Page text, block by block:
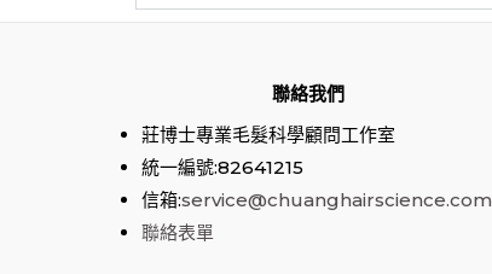
聯絡我們
莊博士專業毛髮科學顧問工作室
統一編號:82641215
信箱:service@chuanghairscience.com
聯絡表單